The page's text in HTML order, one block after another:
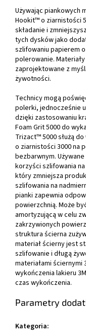
Używając piankowych
Hookit™ o ziarnistości
składanie i
tych dysków jako
szlifowaniu papierem
polerowanie.
zaprojektowane z
żywotności.
Technicy mogą
polerki, jednocześnie
dzięki zastosowaniu
Foam Grit 5000 do
Trizact™ 5000 służą
o ziarnistości 3000 na
bezbarwnym.
korzyści szlifowania
który zmniejsza
szlifowania na
pianki zapewnia
powierzchnią. Może
amortyzującą w celu
zakrzywionych
struktura ścierna
materiał ścierny jest
szlifowanie i długą
materiałami
wykończenia lakieru
czas wykończenia.
Parametry
Kategoria: